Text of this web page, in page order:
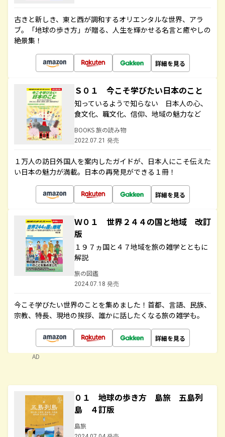
古きと新しき、東と西が調和するオリエンタルな世界、アラ
ブ。「地球の歩き方」が贈る、人生を輝かせる名言と癒やしの
絶景集！
詳細を見る
Ｓ０１ 今こそ学びたい日本のこと
知っているようで知らない 日本人の心、
食文化、職文化、信仰、地域の魅力など
BOOKS 旅の読み物
2022.07.21 発売
１万人の訪日外国人を案内したガイドが、日本人にこそ伝えた
い日本の魅力が満載。日本の再発見ができる１冊！
詳細を見る
Ｗ０１ 世界２４４の国と地域 改訂
版
１９７ヵ国と４７地域を旅の雑学とともに
解説
旅の図鑑
2024.07.18 発売
今こそ学びたい世界のことを集めました！首都、言語、民族、
宗教、特長、現地の挨拶、誰かに話したくなる旅の雑学も。
詳細を見る
AD
０１ 地球の歩き方 島旅 五島列
島 ４訂版
島旅